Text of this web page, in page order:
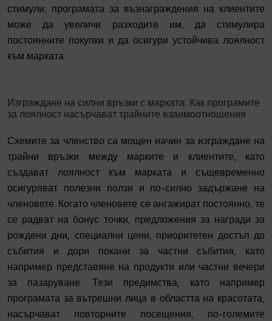
стимули, програмата за възнаграждения на клиентите
може да увеличи разходите им, да стимулира
постоянните покупки и да осигури устойчива лоялност
към марката.
Изграждане на силни връзки с марката: Как програмите
за лоялност насърчават трайните взаимоотношения
Схемите за членство са мощен начин за изграждане на
трайни връзки между марките и клиентите, като
създават лоялност към марката и същевременно
осигуряват полезни ползи и по-силно задържане на
членовете. Когато членовете се ангажират постоянно, те
се радват на бонус точки, предложения за награди за
рождени дни, специални цени, приоритетен достъп до
събития и дори покани за частни събития, като
например представяне на продукти или частни вечери
за пазаруване. Тези предимства, като например
програмата за вътрешни лица в областта на красотата,
насърчават повторните посещения, по-големите